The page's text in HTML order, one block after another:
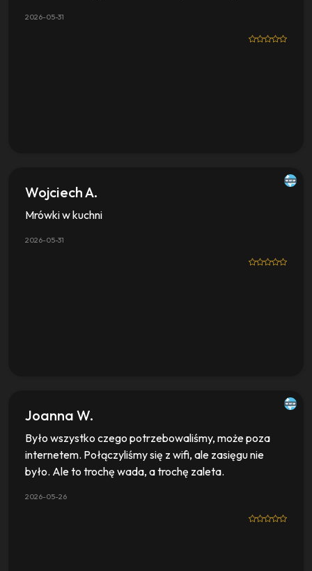
2026-05-31
Wojciech A.
Mrówki w kuchni
2026-05-31
Joanna W.
Było wszystko czego potrzebowaliśmy, może poza
internetem. Połączyliśmy się z wifi, ale zasięgu nie
było. Ale to trochę wada, a trochę zaleta.
2026-05-26